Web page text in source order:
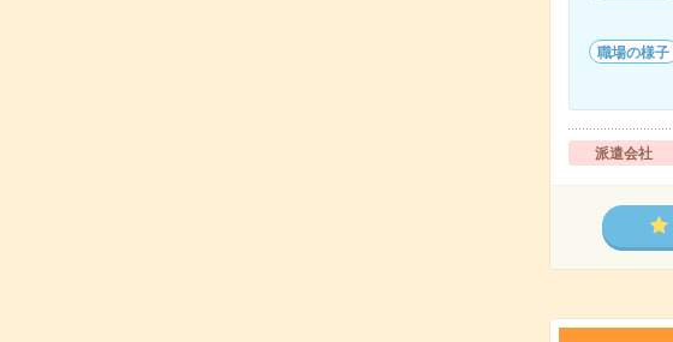
職場の様子
派遣会社